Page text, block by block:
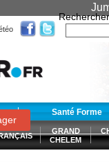
Rechercher
Santé Forme
GRAND
CHELEM